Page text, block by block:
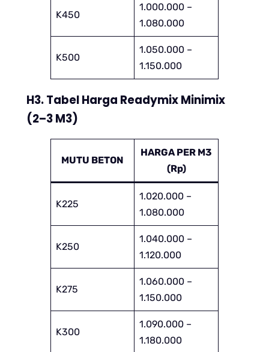
K450
1.000.000 –
1.080.000
K500
1.050.000 –
1.150.000
H3. Tabel Harga Readymix Minimix
(2–3 M3)
MUTU BETON
HARGA PER M3
(Rp)
K225
1.020.000 –
1.080.000
K250
1.040.000 –
1.120.000
K275
1.060.000 –
1.150.000
K300
1.090.000 –
1.180.000